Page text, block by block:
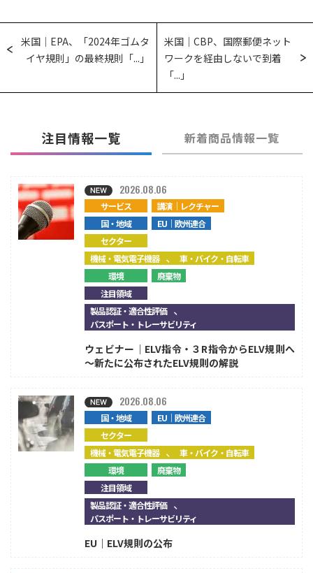
米国｜EPA、「2024年ゴムタ
イヤ規則」の最終規則「...」
米国｜CBP、国際郵便ネット
ワークを経由しないで到着
「...」
注目情報一覧 新着商品情報一覧
サービス
講演｜レクチャー
国・地域
EU｜欧州連合
セクター
機械・電気電子機器 、車・バイク・自転車
環境
廃棄物
注目領域
製品認証・適合性評価 、
パスポート・トレーサビリティ
2026.08.06
ウェビナー｜ELV指令・３R指令からELV規則へ
～新たに公布されたELV規則の解説
国・地域
EU｜欧州連合
セクター
機械・電気電子機器 、車・バイク・自転車
環境
廃棄物
注目領域
製品認証・適合性評価 、
パスポート・トレーサビリティ
2026.08.06
EU｜ELV規則の公布